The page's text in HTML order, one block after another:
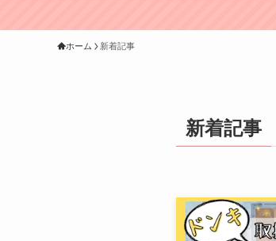
ホーム 新着記事
新着記事